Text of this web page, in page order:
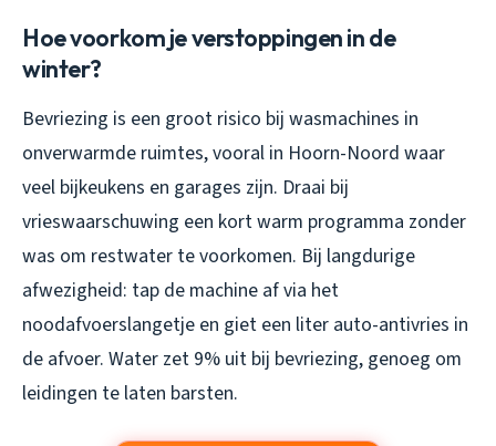
Hoe voorkom je verstoppingen in de
winter?
Bevriezing is een groot risico bij wasmachines in
onverwarmde ruimtes, vooral in Hoorn-Noord waar
veel bijkeukens en garages zijn. Draai bij
vrieswaarschuwing een kort warm programma zonder
was om restwater te voorkomen. Bij langdurige
afwezigheid: tap de machine af via het
noodafvoerslangetje en giet een liter auto-antivries in
de afvoer. Water zet 9% uit bij bevriezing, genoeg om
leidingen te laten barsten.